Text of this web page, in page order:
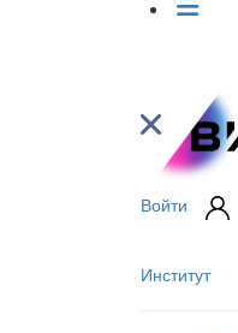
Войти
Институт